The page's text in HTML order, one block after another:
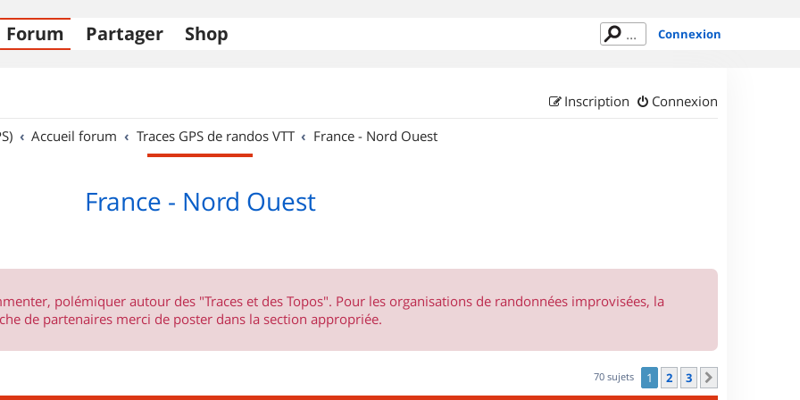
Forum Partager Shop Connexion
Connexion
Inscription
Accueil forum Traces GPS de randos VTT France - Nord Ouest
France - Nord Ouest
polémiquer autour des "Traces et des Topos". Pour les organisations de randonnées improvisées, la
de partenaires merci de poster dans la section appropriée.
70 sujets 1 2 3